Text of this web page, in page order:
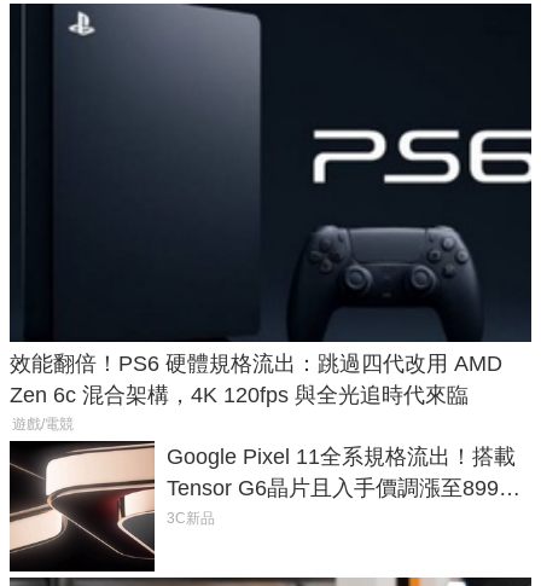
效能翻倍！PS6 硬體規格流出：跳過四代改用 AMD
Zen 6c 混合架構，4K 120fps 與全光追時代來臨
遊戲/電競
Google Pixel 11全系規格流出！搭載
Tensor G6晶片且入手價調漲至899美
元
3C新品